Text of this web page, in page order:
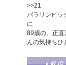
>>21
パラリンピッ
に
89歳の、正直
んの気持ちひ